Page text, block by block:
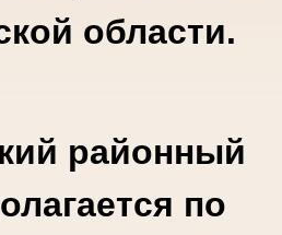
области.
районный
по